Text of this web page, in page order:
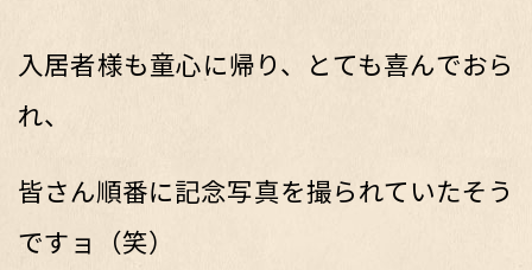
入居者様も童心に帰り、とても喜んでおら
れ、
皆さん順番に記念写真を撮られていたそう
ですョ（笑）